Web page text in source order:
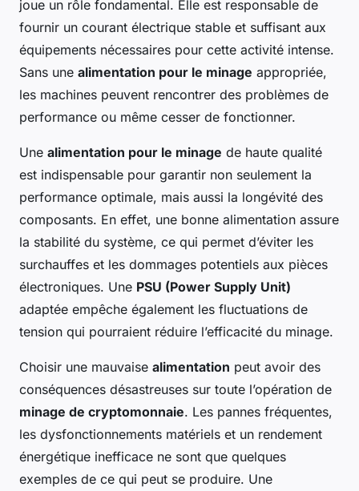
joue un rôle fondamental. Elle est responsable de
fournir un courant électrique stable et suffisant aux
équipements nécessaires pour cette activité intense.
Sans une alimentation pour le minage appropriée,
les machines peuvent rencontrer des problèmes de
performance ou même cesser de fonctionner.
Une alimentation pour le minage de haute qualité
est indispensable pour garantir non seulement la
performance optimale, mais aussi la longévité des
composants. En effet, une bonne alimentation assure
la stabilité du système, ce qui permet d’éviter les
surchauffes et les dommages potentiels aux pièces
électroniques. Une PSU (Power Supply Unit)
adaptée empêche également les fluctuations de
tension qui pourraient réduire l’efficacité du minage.
Choisir une mauvaise alimentation peut avoir des
conséquences désastreuses sur toute l’opération de
minage de cryptomonnaie. Les pannes fréquentes,
les dysfonctionnements matériels et un rendement
énergétique inefficace ne sont que quelques
exemples de ce qui peut se produire. Une